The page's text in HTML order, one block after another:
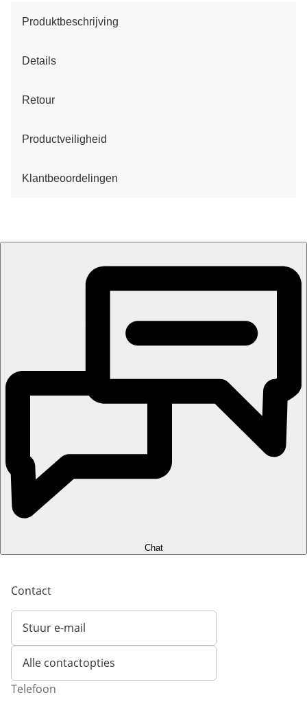
Produktbeschrijving
Details
Retour
Productveiligheid
Klantbeoordelingen
Chat
Contact
Stuur e-mail
Opent e-mailclient
Alle contactopties
Telefoon